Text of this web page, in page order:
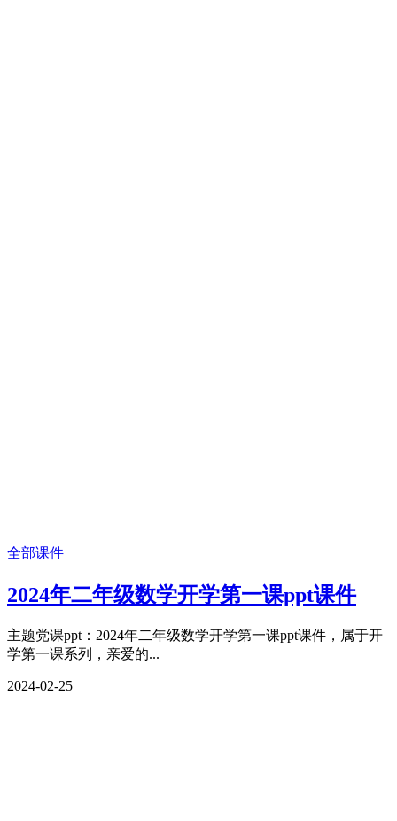
全部课件
2024年二年级数学开学第一课ppt课件
主题党课ppt：2024年二年级数学开学第一课ppt课件，属于开
学第一课系列，亲爱的...
2024-02-25